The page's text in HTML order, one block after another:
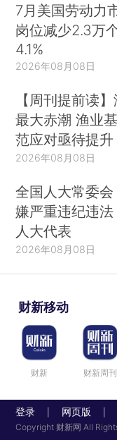
7月美国劳动力
岗位减少2.3万
4.1%
2026年08月08日
【周刊提前读
最大赤潮 渔业
范应对亟待提升
2026年08月08日
全国人大常委
嫌严重违纪违
人大代表
2026年08月08日
财新移动
财新 财新周刊
登录 网页版
Copyright 财新网 All